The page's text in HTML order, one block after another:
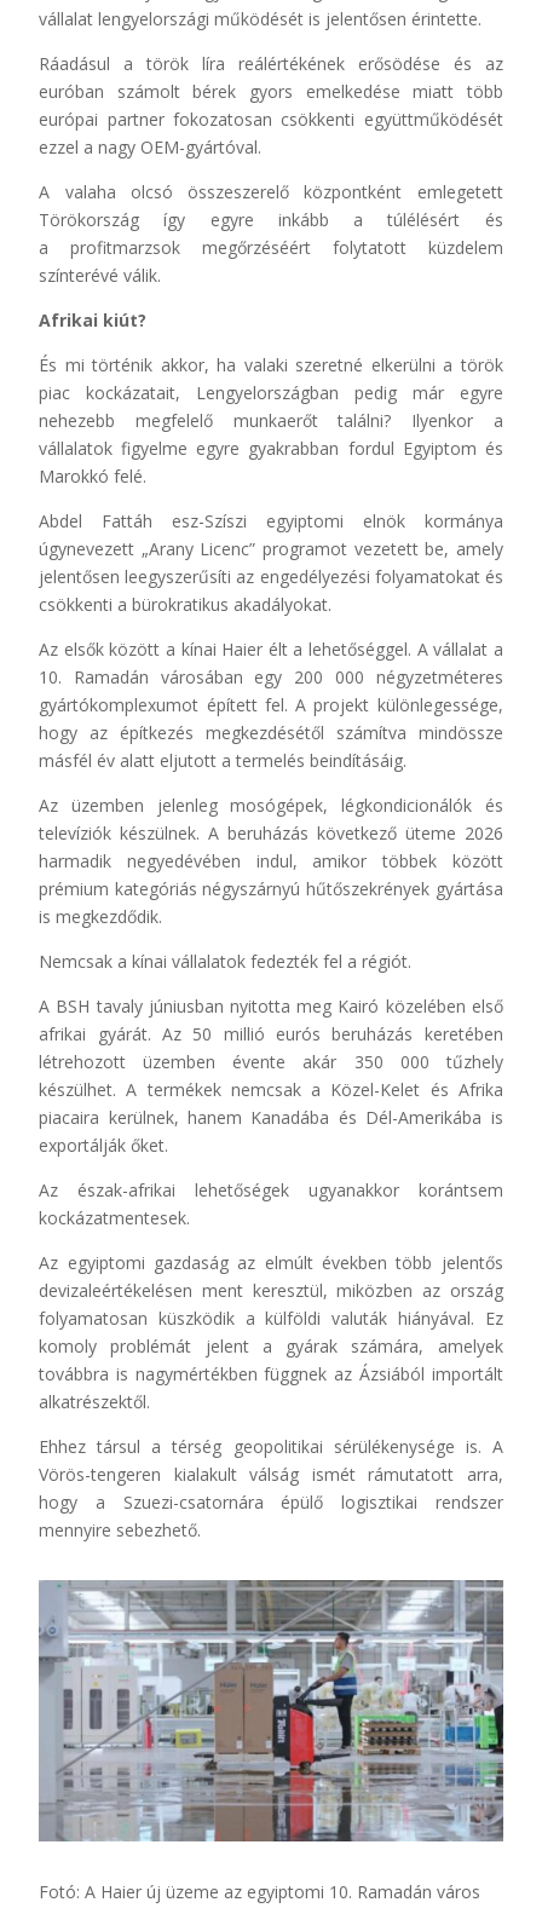
vállalat lengyelországi működését is jelentősen érintette.
Ráadásul a török líra reálértékének erősödése és az
euróban számolt bérek gyors emelkedése miatt több
európai partner fokozatosan csökkenti együttműködését
ezzel a nagy OEM-gyártóval.
A valaha olcsó összeszerelő központként emlegetett
Törökország így egyre inkább a túlélésért és
a profitmarzsok megőrzéséért folytatott küzdelem
színterévé válik.
Afrikai kiút?
És mi történik akkor, ha valaki szeretné elkerülni a török
piac kockázatait, Lengyelországban pedig már egyre
nehezebb megfelelő munkaerőt találni? Ilyenkor a
vállalatok figyelme egyre gyakrabban fordul Egyiptom és
Marokkó felé.
Abdel Fattáh esz-Szíszi egyiptomi elnök kormánya
úgynevezett „Arany Licenc” programot vezetett be, amely
jelentősen leegyszerűsíti az engedélyezési folyamatokat és
csökkenti a bürokratikus akadályokat.
Az elsők között a kínai Haier élt a lehetőséggel. A vállalat a
10. Ramadán városában egy 200 000 négyzetméteres
gyártókomplexumot épített fel. A projekt különlegessége,
hogy az építkezés megkezdésétől számítva mindössze
másfél év alatt eljutott a termelés beindításáig.
Az üzemben jelenleg mosógépek, légkondicionálók és
televíziók készülnek. A beruházás következő üteme 2026
harmadik negyedévében indul, amikor többek között
prémium kategóriás négyszárnyú hűtőszekrények gyártása
is megkezdődik.
Nemcsak a kínai vállalatok fedezték fel a régiót.
A BSH tavaly júniusban nyitotta meg Kairó közelében első
afrikai gyárát. Az 50 millió eurós beruházás keretében
létrehozott üzemben évente akár 350 000 tűzhely
készülhet. A termékek nemcsak a Közel-Kelet és Afrika
piacaira kerülnek, hanem Kanadába és Dél-Amerikába is
exportálják őket.
Az észak-afrikai lehetőségek ugyanakkor korántsem
kockázatmentesek.
Az egyiptomi gazdaság az elmúlt években több jelentős
devizaleértékelésen ment keresztül, miközben az ország
folyamatosan küszködik a külföldi valuták hiányával. Ez
komoly problémát jelent a gyárak számára, amelyek
továbbra is nagymértékben függnek az Ázsiából importált
alkatrészektől.
Ehhez társul a térség geopolitikai sérülékenysége is. A
Vörös-tengeren kialakult válság ismét rámutatott arra,
hogy a Szuezi-csatornára épülő logisztikai rendszer
mennyire sebezhető.
Fotó: A Haier új üzeme az egyiptomi 10. Ramadán város